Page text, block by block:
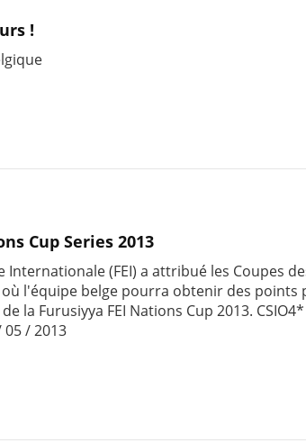
!
Cup Series 2013
Internationale (FEI) a attribué les Coupes
l'équipe belge pourra obtenir des points
la Furusiyya FEI Nations Cup 2013. CSIO4*
05 / 2013